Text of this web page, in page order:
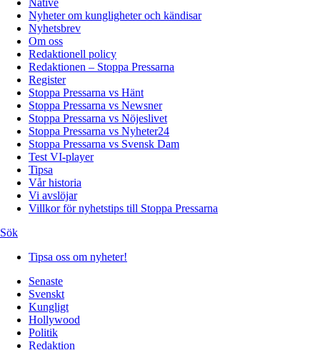
Native
Nyheter om kungligheter och kändisar
Nyhetsbrev
Om oss
Redaktionell policy
Redaktionen – Stoppa Pressarna
Register
Stoppa Pressarna vs Hänt
Stoppa Pressarna vs Newsner
Stoppa Pressarna vs Nöjeslivet
Stoppa Pressarna vs Nyheter24
Stoppa Pressarna vs Svensk Dam
Test VI-player
Tipsa
Vår historia
Vi avslöjar
Villkor för nyhetstips till Stoppa Pressarna
Sök
Tipsa oss om nyheter!
Senaste
Svenskt
Kungligt
Hollywood
Politik
Redaktion